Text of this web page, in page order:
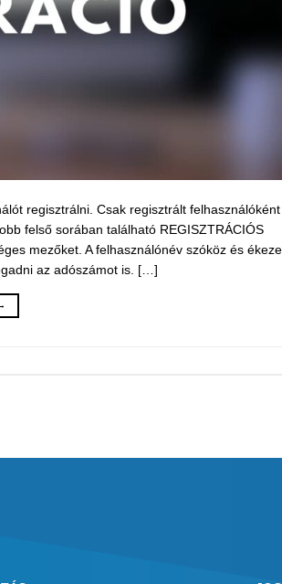
regisztrálni. Csak regisztrált felhasználóként
felső sorában található REGISZTRÁCIÓS
mezőket. A felhasználónév szóköz és
az adószámot is. […]